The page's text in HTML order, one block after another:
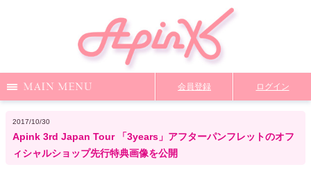
News
DiscoGraphyMailMagazineShop
会員登録 ログイン
2017/10/30
Apink 3rd Japan Tour 「3years」アフターパンフレットのオフ
ィシャルショップ先行特典画像を公開